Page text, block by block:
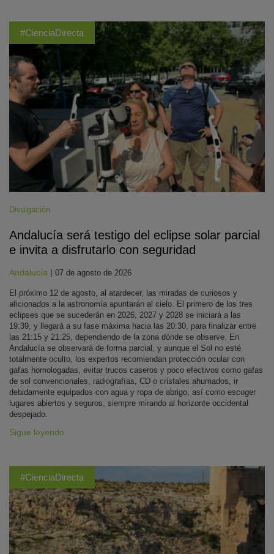
#CienciaDirecta
Divulgación
Andalucía será testigo del eclipse solar parcial
e invita a disfrutarlo con seguridad
Andalucía | 07 de agosto de 2026
El próximo 12 de agosto, al atardecer, las miradas de curiosos y
aficionados a la astronomía apuntarán al cielo. El primero de los tres
eclipses que se sucederán en 2026, 2027 y 2028 se iniciará a las
19:39, y llegará a su fase máxima hacia las 20:30, para finalizar entre
las 21:15 y 21:25, dependiendo de la zona dónde se observe. En
Andalucía se observará de forma parcial, y aunque el Sol no esté
totalmente oculto, los expertos recomiendan protección ocular con
gafas homologadas, evitar trucos caseros y poco efectivos como gafas
de sol convencionales, radiografías, CD o cristales ahumados, ir
debidamente equipados con agua y ropa de abrigo, así como escoger
lugares abiertos y seguros, siempre mirando al horizonte occidental
despejado.
Sigue leyendo
#CienciaDirecta